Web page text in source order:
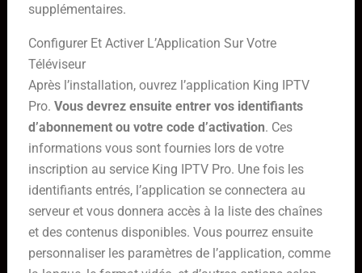
supplémentaires.
Configurer Et Activer L’Application Sur Votre
Téléviseur
Après l’installation, ouvrez l’application King IPTV
Pro. Vous devrez ensuite entrer vos identifiants
d’abonnement ou votre code d’activation. Ces
informations vous sont fournies lors de votre
inscription au service King IPTV Pro. Une fois les
identifiants entrés, l’application se connectera au
serveur et vous donnera accès à la liste des chaînes
et des contenus disponibles. Vous pourrez ensuite
personnaliser les paramètres de l’application, comme